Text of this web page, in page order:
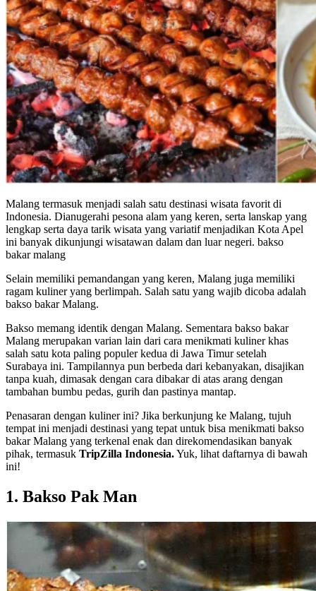
Malang termasuk menjadi salah satu destinasi wisata favorit di
Indonesia. Dianugerahi pesona alam yang keren, serta lanskap yang
lengkap serta daya tarik wisata yang variatif menjadikan Kota Apel
ini banyak dikunjungi wisatawan dalam dan luar negeri. bakso
bakar malang
Selain memiliki pemandangan yang keren, Malang juga memiliki
ragam kuliner yang berlimpah. Salah satu yang wajib dicoba adalah
bakso bakar Malang.
Bakso memang identik dengan Malang. Sementara bakso bakar
Malang merupakan varian lain dari cara menikmati kuliner khas
salah satu kota paling populer kedua di Jawa Timur setelah
Surabaya ini. Tampilannya pun berbeda dari kebanyakan, disajikan
tanpa kuah, dimasak dengan cara dibakar di atas arang dengan
tambahan bumbu pedas, gurih dan pastinya mantap.
Penasaran dengan kuliner ini? Jika berkunjung ke Malang, tujuh
tempat ini menjadi destinasi yang tepat untuk bisa menikmati bakso
bakar Malang yang terkenal enak dan direkomendasikan banyak
pihak, termasuk TripZilla Indonesia.Yuk, lihat daftarnya di bawah
ini!
1. Bakso Pak Man